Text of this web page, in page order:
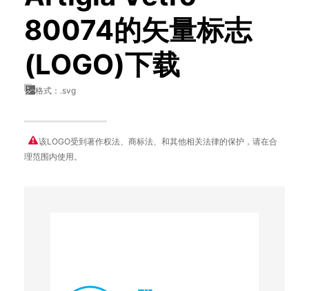
80074的矢量标志
(LOGO)下载
格式：.svg
该LOGO受到著作权法、商标法、和其他相关法律的保护，请在合
理范围内使用。